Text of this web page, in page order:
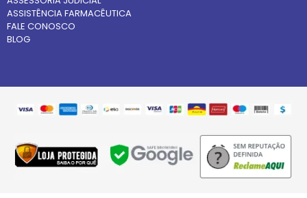
ASSISTÊNCIA FARMACÊUTICA
FALE CONOSCO
BLOG